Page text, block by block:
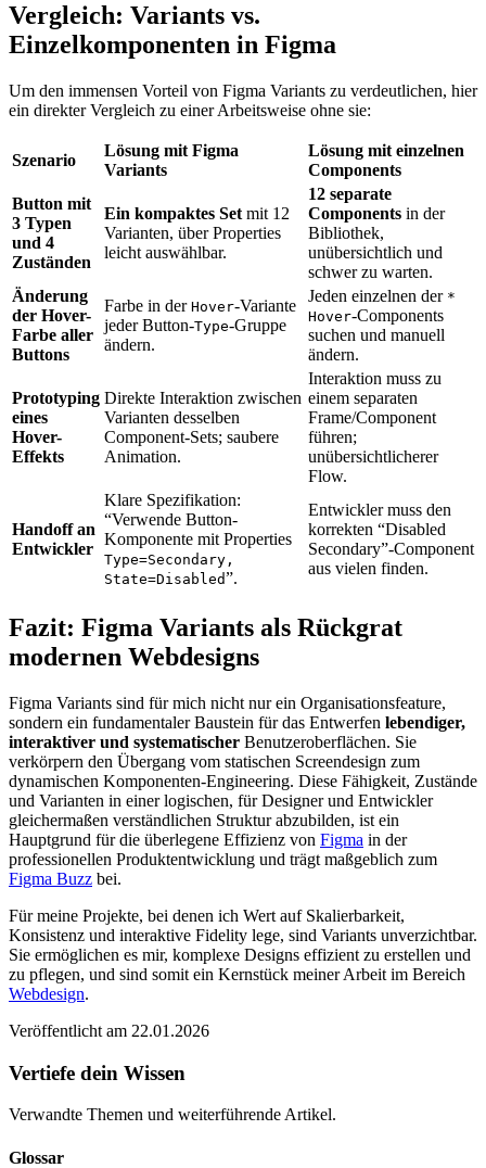
Vergleich: Variants vs.
Einzelkomponenten in Figma
Um den immensen Vorteil von Figma Variants zu verdeutlichen, hier
ein direkter Vergleich zu einer Arbeitsweise ohne sie:
Szenario
Lösung mit Figma
Variants
Lösung mit einzelnen
Components
Button mit
3 Typen
und 4
Zuständen
Ein kompaktes Set mit 12
Varianten, über Properties
leicht auswählbar.
12 separate
Components in der
Bibliothek,
unübersichtlich und
schwer zu warten.
Änderung
der Hover-
Farbe aller
Buttons
Farbe in der Hover-Variante
jeder Button-Type-Gruppe
ändern.
Jeden einzelnen der *
Hover-Components
suchen und manuell
ändern.
Prototyping
eines
Hover-
Effekts
Direkte Interaktion zwischen
Varianten desselben
Component-Sets; saubere
Animation.
Interaktion muss zu
einem separaten
Frame/Component
führen;
unübersichtlicherer
Flow.
Handoff an
Entwickler
Klare Spezifikation:
“Verwende Button-
Komponente mit Properties
Type=Secondary,
State=Disabled”.
Entwickler muss den
korrekten “Disabled
Secondary”-Component
aus vielen finden.
Fazit: Figma Variants als Rückgrat
modernen Webdesigns
Figma Variants sind für mich nicht nur ein Organisationsfeature,
sondern ein fundamentaler Baustein für das Entwerfen lebendiger,
interaktiver und systematischer Benutzeroberflächen. Sie
verkörpern den Übergang vom statischen Screendesign zum
dynamischen Komponenten-Engineering. Diese Fähigkeit, Zustände
und Varianten in einer logischen, für Designer und Entwickler
gleichermaßen verständlichen Struktur abzubilden, ist ein
Hauptgrund für die überlegene Effizienz von Figma in der
professionellen Produktentwicklung und trägt maßgeblich zum
Figma Buzz bei.
Für meine Projekte, bei denen ich Wert auf Skalierbarkeit,
Konsistenz und interaktive Fidelity lege, sind Variants unverzichtbar.
Sie ermöglichen es mir, komplexe Designs effizient zu erstellen und
zu pflegen, und sind somit ein Kernstück meiner Arbeit im Bereich
Webdesign.
Veröffentlicht am 22.01.2026
Vertiefe dein Wissen
Verwandte Themen und weiterführende Artikel.
Glossar